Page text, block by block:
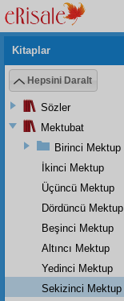
Kitaplar
Hepsini Daralt
Sözler
Mektubat
Birinci Mektup
İkinci Mektup
Üçüncü Mektup
Dördüncü Mektup
Beşinci Mektup
Altıncı Mektup
Yedinci Mektup
Sekizinci Mektup